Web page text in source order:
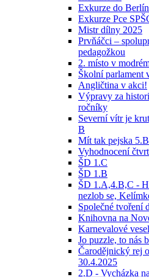
Exkurze do
Exkurze Pce
Mistr dílny 2025
Prvňáčci –
pedagožkou
2. místo v
Školní parlament
Angličtina v akci!
Výpravy za
ročníky
Severní vítr je
B
Mít tak pejska
Vyhodnocení
ŠD 1.C
ŠD 1.B
ŠD 1.A,4.B,C -
nezlob se,
Společné tvoření
Knihovna na
Karnevalové
Jo puzzle, to nás
Čarodějnický rej
30.4.2025
2.D - Vycházka